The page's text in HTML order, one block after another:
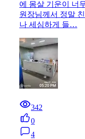
에 몸살 기운이 너
원장님께서 정말
나 세심하게 들…
342
0
4